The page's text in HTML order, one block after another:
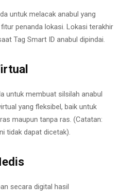
untuk melacak anabul yang
penanda lokasi. Lokasi terakhir
Tag Smart ID anabul dipindai.
untuk membuat silsilah anabul
yang fleksibel, baik untuk
maupun tanpa ras. (Catatan:
tidak dapat dicetak).
secara digital hasil